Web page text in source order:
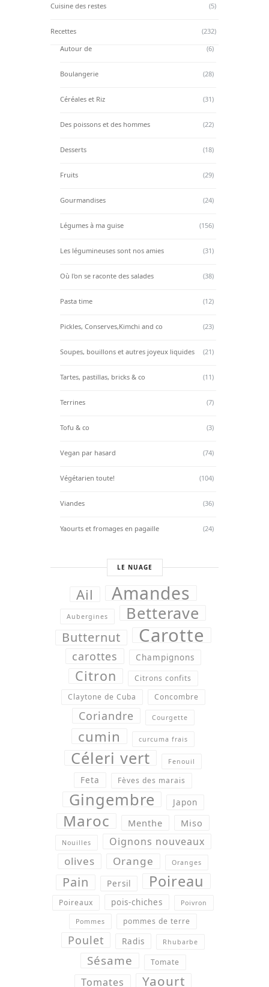
Cuisine des restes (5)
Recettes
(232)
Autour de
(6)
Boulangerie (28)
Céréales et Riz (31)
Des poissons et des hommes (22)
Desserts (18)
Fruits (29)
Gourmandises (24)
Légumes à ma guise (156)
Les légumineuses sont nos amies (31)
Où l'on se raconte des salades (38)
Pasta time (12)
Pickles, Conserves,Kimchi and co (23)
Soupes, bouillons et autres joyeux liquides (21)
Tartes, pastillas, bricks & co (11)
Terrines (7)
Tofu & co (3)
Vegan par hasard (74)
Végétarien toute! (104)
Viandes (36)
Yaourts et fromages en pagaille (24)
LE NUAGE
Ail Amandes
Aubergines Betterave
Butternut Carotte
carottes Champignons
Citron
Citrons confits
Claytone de Cuba
Concombre
Coriandre Courgette
cumin curcuma frais
Céleri vert Fenouil
Feta Fèves des marais
Gingembre Japon
Maroc Menthe Miso
Nouilles Oignons nouveaux
olives Orange Oranges
Pain Persil Poireau
Poireaux pois-chiches Poivron
Pommes pommes de terre
Poulet Radis Rhubarbe
Sésame Tomate
Tomates Yaourt